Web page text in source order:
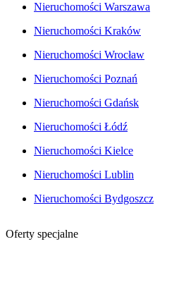
Nieruchomości Warszawa
Nieruchomości Kraków
Nieruchomości Wrocław
Nieruchomości Poznań
Nieruchomości Gdańsk
Nieruchomości Łódź
Nieruchomości Kielce
Nieruchomości Lublin
Nieruchomości Bydgoszcz
Oferty specjalne